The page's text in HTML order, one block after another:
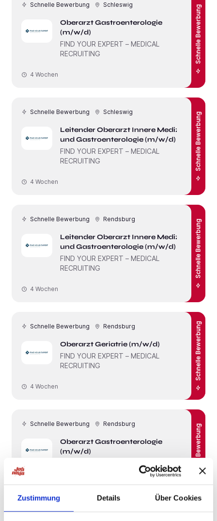
Zustimmung Details Über Cookies
Schnelle Bewerbung Schleswig
Oberarzt Gastroenterologie
(m/w/d)
FIND YOUR EXPERT – MEDICAL
RECRUITING
Schnelle Bewerbung
4 Wochen
Schnelle Bewerbung Schleswig
Leitender Oberarzt Innere Medizin
und Gastroenterologie (m/w/d)
FIND YOUR EXPERT – MEDICAL
RECRUITING
Schnelle Bewerbung
4 Wochen
Schnelle Bewerbung Rendsburg
Leitender Oberarzt Innere Medizin
und Gastroenterologie (m/w/d)
FIND YOUR EXPERT – MEDICAL
RECRUITING
Schnelle Bewerbung
4 Wochen
Schnelle Bewerbung Rendsburg
Oberarzt Geriatrie (m/w/d)
FIND YOUR EXPERT – MEDICAL
RECRUITING
Schnelle Bewerbung
4 Wochen
Schnelle Bewerbung Rendsburg
Oberarzt Gastroenterologie
(m/w/d)
FIND YOUR EXPERT – MEDICAL
Schnelle Bewerbung
4 Wochen